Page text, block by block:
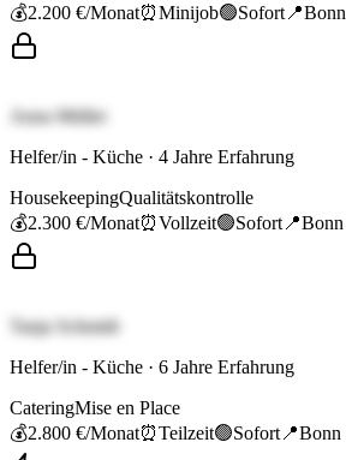
💰2.200 €/Monat⏰Minijob🟢Sofort 📍Bonn
Anna Müller
Helfer/in - Küche · 4 Jahre Erfahrung
HousekeepingQualitätskontrolle
💰2.300 €/Monat⏰Vollzeit🟢Sofort 📍Bonn
Tanja Schmidt
Helfer/in - Küche · 6 Jahre Erfahrung
CateringMise en Place
💰2.800 €/Monat⏰Teilzeit🟢Sofort 📍Bonn